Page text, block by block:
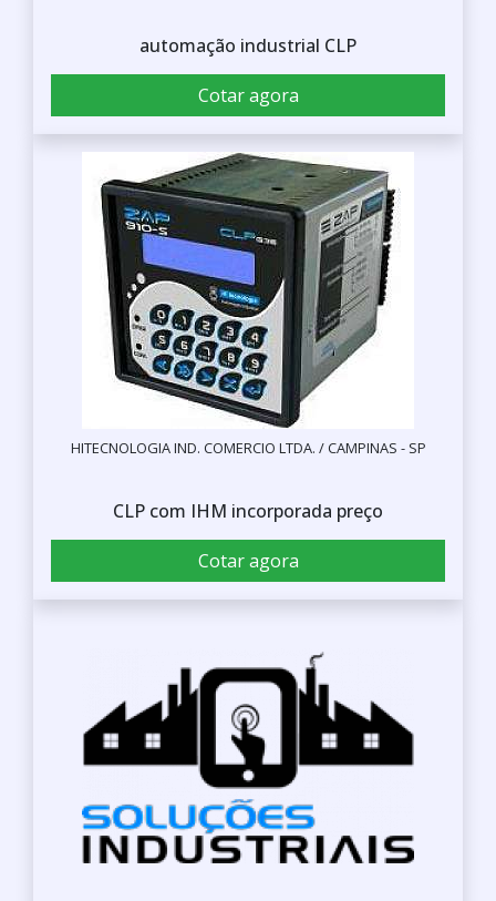
automação industrial CLP
Cotar agora
HITECNOLOGIA IND. COMERCIO LTDA. / CAMPINAS - SP
CLP com IHM incorporada preço
Cotar agora